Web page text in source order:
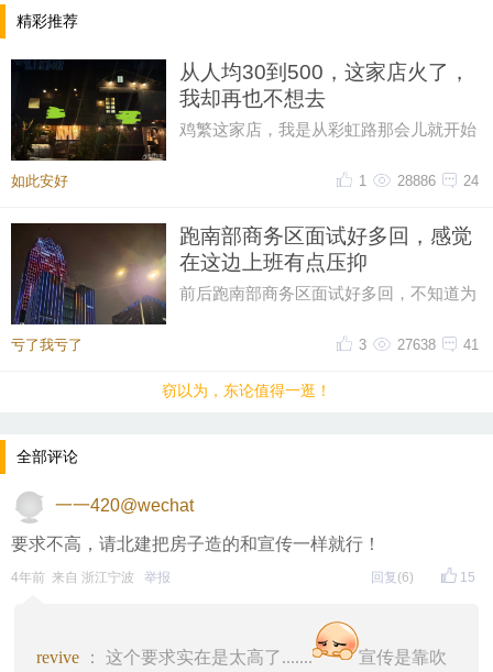
精彩推荐
从人均30到500，这家店火了，
我却再也不想去
鸡繁这家店，我是从彩虹路那会儿就开始
声再多，我也愿意去，那时候感
如此安好 24
28886
1
跑南部商务区面试好多回，感觉
在这边上班有点压抑
前后跑南部商务区面试好多回，不知道为
片密集写字楼自带压抑感，上下
亏了我亏了 41
27638
3
窃以为，东论值得一逛！
全部评论
一一420@wechat
要求不高，请北建把房子造的和宣传一样就行！
15
4年前 来自 浙江宁波 举报 回复 (6)
revive ： 这个要求实在是太高了.......
宣传是靠吹